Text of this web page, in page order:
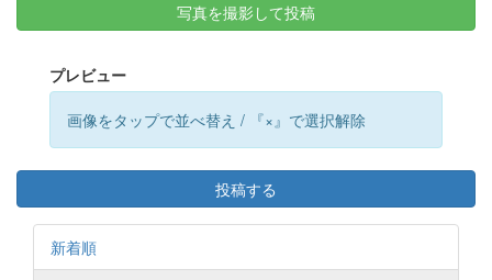
写真を撮影して投稿
プレビュー
画像をタップで並べ替え / 『×』で選択解除
投稿する
新着順